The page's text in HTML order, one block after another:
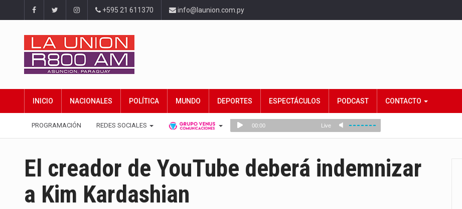
+595 21 611370 info@launion.com.py
INICIO NACIONALES POLÍTICA MUNDO DEPORTES ESPECTÁCULOS PODCAST CONTACTO
PROGRAMACIÓN REDES SOCIALES
El creador de YouTube deberá indemnizar
a Kim Kardashian